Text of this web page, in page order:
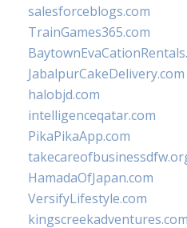
salesforceblogs.com
TrainGames365.com
JabalpurCakeDelivery.com
halobjd.com
intelligenceqatar.com
PikaPikaApp.com
HamadaOfJapan.com
VersifyLifestyle.com
kingscreekadventures.com